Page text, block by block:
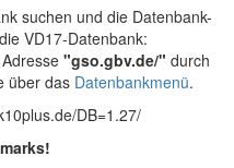
suchen und die Datenbank-
VD17-Datenbank:
"gso.gbv.de/" durch
über das Datenbankmenü.
DB=1.27/